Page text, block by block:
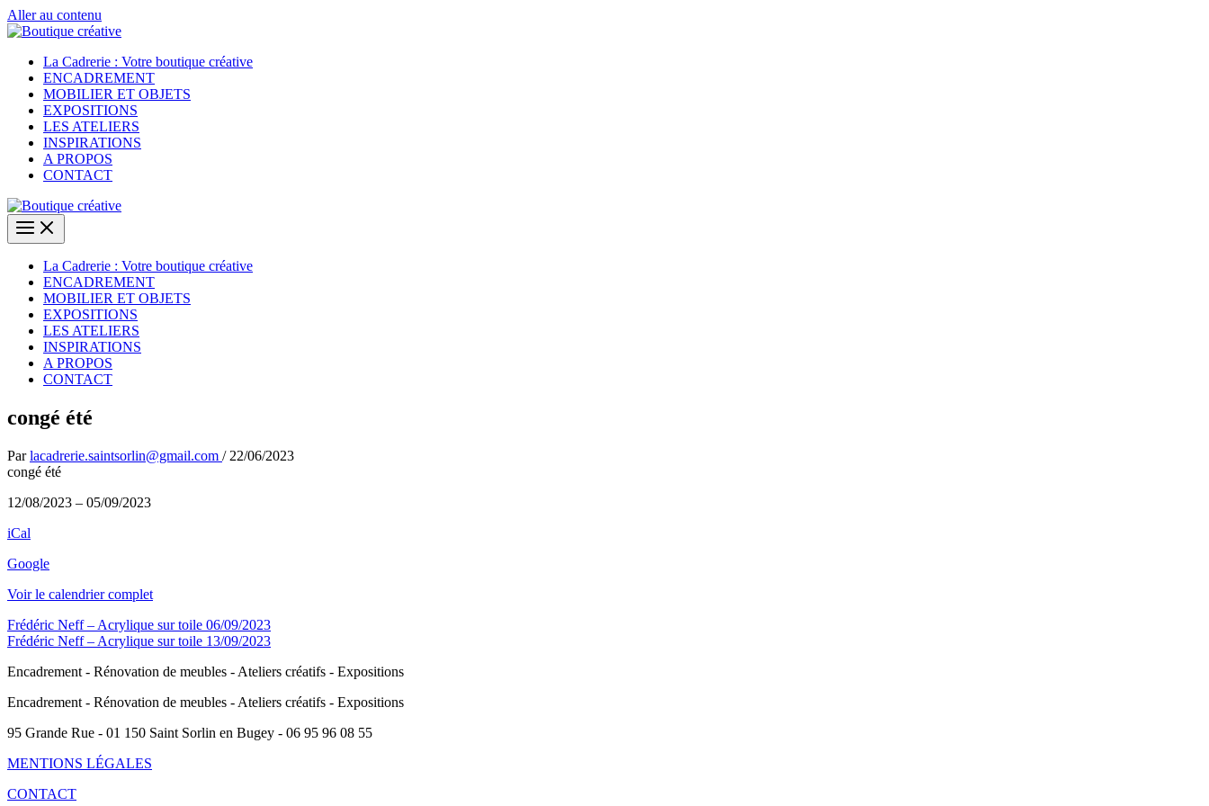
Aller au contenu
La Cadrerie : Votre boutique créative
ENCADREMENT
MOBILIER ET OBJETS
EXPOSITIONS
LES ATELIERS
INSPIRATIONS
A PROPOS
CONTACT
La Cadrerie : Votre boutique créative
ENCADREMENT
MOBILIER ET OBJETS
EXPOSITIONS
LES ATELIERS
INSPIRATIONS
A PROPOS
CONTACT
congé été
Parlacadrerie.saintsorlin@gmail.com / 22/06/2023
congé été
12/08/2023 – 05/09/2023
iCal
Google
Voir le calendrier complet
Frédéric Neff – Acrylique sur toile 06/09/2023
Frédéric Neff – Acrylique sur toile 13/09/2023
Encadrement - Rénovation de meubles - Ateliers créatifs - Expositions
Encadrement - Rénovation de meubles - Ateliers créatifs - Expositions
95 Grande Rue - 01 150 Saint Sorlin en Bugey - 06 95 96 08 55
MENTIONS LÉGALES
CONTACT